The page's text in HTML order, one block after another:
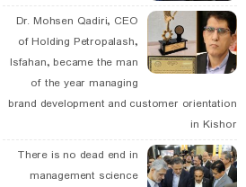
Dr. Mohsen Qadiri, CEO
of Holding Petropalash,
Isfahan, became the man
of the year managing
brand development and customer orientation
in Kishor
There is no dead end in
management science